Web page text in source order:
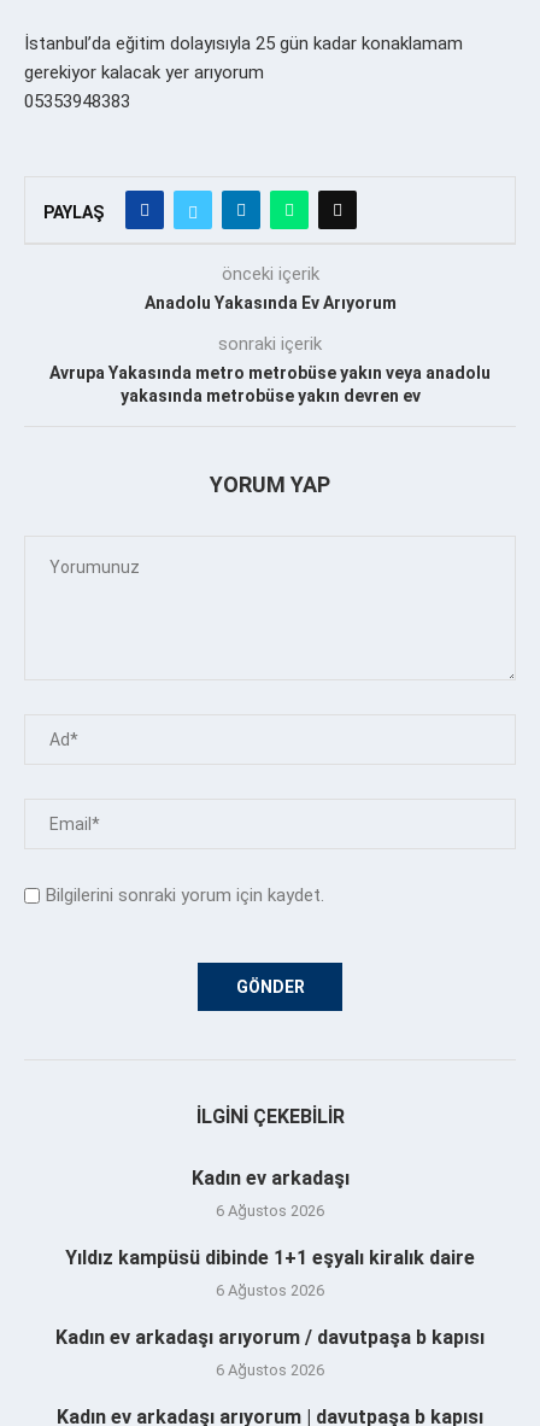
İstanbul’da eğitim dolayısıyla 25 gün kadar konaklamam
gerekiyor kalacak yer arıyorum
05353948383
PAYLAŞ
önceki içerik
Anadolu Yakasında Ev Arıyorum
sonraki içerik
Avrupa Yakasında metro metrobüse yakın veya anadolu
yakasında metrobüse yakın devren ev
YORUM YAP
Bilgilerini sonraki yorum için kaydet.
İLGINI ÇEKEBILIR
Kadın ev arkadaşı
6 Ağustos 2026
Yıldız kampüsü dibinde 1+1 eşyalı kiralık daire
6 Ağustos 2026
Kadın ev arkadaşı arıyorum / davutpaşa b kapısı
6 Ağustos 2026
Kadın ev arkadaşı arıyorum | davutpaşa b kapısı